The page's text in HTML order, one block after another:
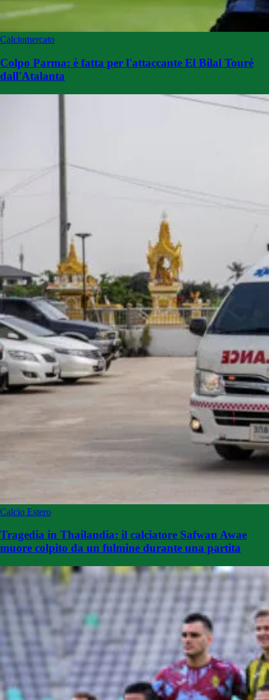
Calciomercato
Colpo Parma: è fatta per l'attaccante El Bilal Touré
dall'Atalanta
Calcio Estero
Tragedia in Thailandia: il calciatore Safwan Awae
muore colpito da un fulmine durante una partita